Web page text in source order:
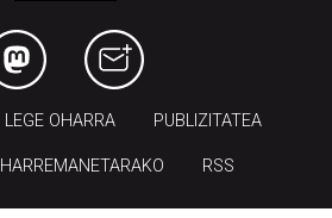
LEGE OHARRA PUBLIZITATEA
HARREMANETARAKO RSS